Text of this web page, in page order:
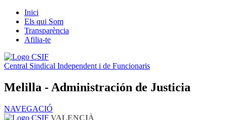
Inici
Els qui Som
Transparència
Afilia-te
Central Sindical Independent i de Funcionaris
Melilla - Administración de Justicia
NAVEGACIÓ
VALENCIÀ